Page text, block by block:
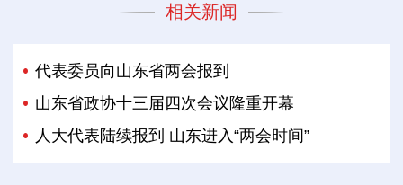
相关新闻
代表委员向山东省两会报到
山东省政协十三届四次会议隆重开幕
人大代表陆续报到 山东进入“两会时间”